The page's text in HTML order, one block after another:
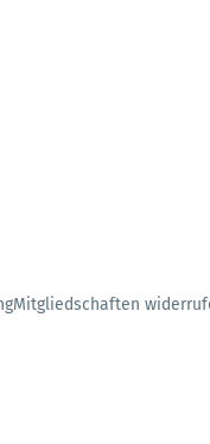
Mitgliedschaften